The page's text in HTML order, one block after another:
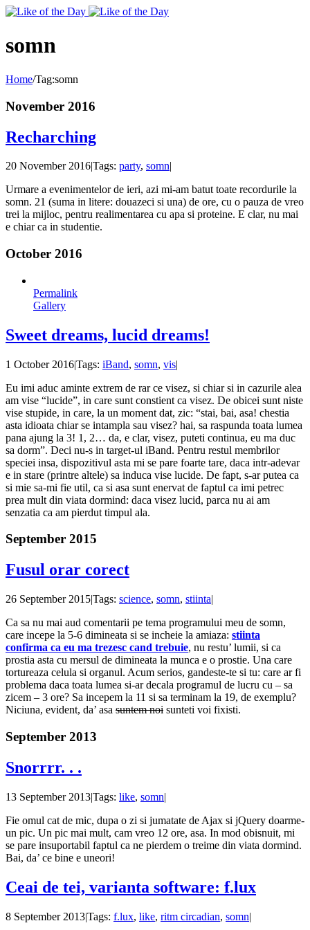
Toggle
somn
Home/Tag:somn
November 2016
Recharching
20 November 2016|Tags: party, somn|
Urmare a evenimentelor de ieri, azi mi-am batut toate recordurile la
somn. 21 (suma in litere: douazeci si una) de ore, cu o pauza de vreo
trei la mijloc, pentru realimentarea cu apa si proteine. E clar, nu mai
e chiar ca in studentie.
October 2016
Permalink
Gallery
Sweet dreams, lucid dreams!
1 October 2016|Tags: iBand, somn, vis|
Eu imi aduc aminte extrem de rar ce visez, si chiar si in cazurile alea
am vise “lucide”, in care sunt constient ca visez. De obicei sunt niste
vise stupide, in care, la un moment dat, zic: “stai, bai, asa! chestia
asta idioata chiar se intampla sau visez? hai, sa raspunda toata lumea
pana ajung la 3! 1, 2… da, e clar, visez, puteti continua, eu ma duc
sa dorm”. Deci nu-s in target-ul iBand. Pentru restul membrilor
speciei insa, dispozitivul asta mi se pare foarte tare, daca intr-adevar
e in stare (printre altele) sa induca vise lucide. De fapt, s-ar putea ca
si mie sa-mi fie util, ca si asa sunt enervat de faptul ca imi petrec
prea mult din viata dormind: daca visez lucid, parca nu ai am
senzatia ca am pierdut timpul ala.
September 2015
Fusul orar corect
26 September 2015|Tags: science, somn, stiinta|
Ca sa nu mai aud comentarii pe tema programului meu de somn,
care incepe la 5-6 dimineata si se incheie la amiaza: stiinta
confirma ca eu ma trezesc cand trebuie, nu restu’ lumii, si ca
prostia asta cu mersul de dimineata la munca e o prostie. Una care
tortureaza celula si organul. Acum serios, gandeste-te si tu: care ar fi
problema daca toata lumea si-ar decala programul de lucru cu – sa
zicem – 3 ore? Sa incepem la 11 si sa terminam la 19, de exemplu?
Niciuna, evident, da’ asa suntem noi sunteti voi fixisti.
September 2013
Snorrrr. . .
13 September 2013|Tags: like, somn|
Fie omul cat de mic, dupa o zi si jumatate de Ajax si jQuery doarme-
un pic. Un pic mai mult, cam vreo 12 ore, asa. In mod obisnuit, mi
se pare insuportabil faptul ca ne pierdem o treime din viata dormind.
Bai, da’ ce bine e uneori!
Ceai de tei, varianta software: f.lux
8 September 2013|Tags: f.lux, like, ritm circadian, somn|